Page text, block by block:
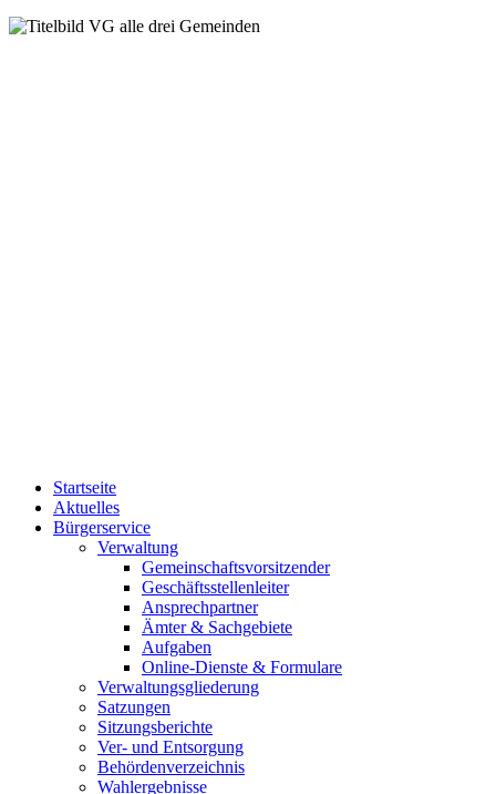
Startseite
Aktuelles
Bürgerservice
Verwaltung
Gemeinschaftsvorsitzender
Geschäftsstellenleiter
Ansprechpartner
Ämter & Sachgebiete
Aufgaben
Online-Dienste & Formulare
Verwaltungsgliederung
Satzungen
Sitzungsberichte
Ver- und Entsorgung
Behördenverzeichnis
Wahlergebnisse